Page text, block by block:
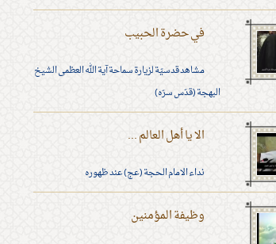
في حضرة الحبيب
مشاهد قدسيّة لزيارة سماحة آية الله العظمى الشيخ
البهجة (قدّس سرّه)
الا يا أهل العالم ...
نداء الامام الحجة (عج) عند ظهوره
وظيفة المؤمنين